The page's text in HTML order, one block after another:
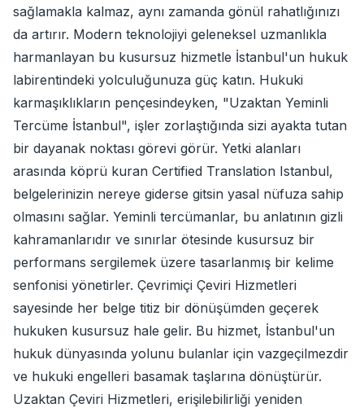
sağlamakla kalmaz, aynı zamanda gönül rahatlığınızı
da artırır. Modern teknolojiyi geleneksel uzmanlıkla
harmanlayan bu kusursuz hizmetle İstanbul'un hukuk
labirentindeki yolculuğunuza güç katın. Hukuki
karmaşıklıkların pençesindeyken, "Uzaktan Yeminli
Tercüme İstanbul", işler zorlaştığında sizi ayakta tutan
bir dayanak noktası görevi görür. Yetki alanları
arasında köprü kuran Certified Translation Istanbul,
belgelerinizin nereye giderse gitsin yasal nüfuza sahip
olmasını sağlar. Yeminli tercümanlar, bu anlatının gizli
kahramanlarıdır ve sınırlar ötesinde kusursuz bir
performans sergilemek üzere tasarlanmış bir kelime
senfonisi yönetirler. Çevrimiçi Çeviri Hizmetleri
sayesinde her belge titiz bir dönüşümden geçerek
hukuken kusursuz hale gelir. Bu hizmet, İstanbul'un
hukuk dünyasında yolunu bulanlar için vazgeçilmezdir
ve hukuki engelleri basamak taşlarına dönüştürür.
Uzaktan Çeviri Hizmetleri, erişilebilirliği yeniden